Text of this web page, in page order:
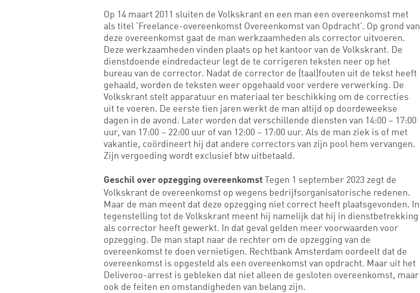
Op 14 maart 2011 sluiten de Volkskrant en een man een overeenkomst met
als titel ‘Freelance-overeenkomst Overeenkomst van Opdracht’. Op grond van
deze overeenkomst gaat de man werkzaamheden als corrector uitvoeren.
Deze werkzaamheden vinden plaats op het kantoor van de Volkskrant. De
dienstdoende eindredacteur legt de te corrigeren teksten neer op het
bureau van de corrector. Nadat de corrector de (taal)fouten uit de tekst heeft
gehaald, worden de teksten weer opgehaald voor verdere verwerking. De
Volkskrant stelt apparatuur en materiaal ter beschikking om de correcties
uit te voeren. De eerste tien jaren werkt de man altijd op doordeweekse
dagen in de avond. Later worden dat verschillende diensten van 14:00 – 17:00
uur, van 17:00 – 22:00 uur of van 12:00 – 17:00 uur. Als de man ziek is of met
vakantie, coördineert hij dat andere correctors van zijn pool hem vervangen.
Zijn vergoeding wordt exclusief btw uitbetaald.
Geschil over opzegging overeenkomst Tegen 1 september 2023 zegt de
Volkskrant de overeenkomst op wegens bedrijfsorganisatorische redenen.
Maar de man meent dat deze opzegging niet correct heeft plaatsgevonden. In
tegenstelling tot de Volkskrant meent hij namelijk dat hij in dienstbetrekking
als corrector heeft gewerkt. In dat geval gelden meer voorwaarden voor
opzegging. De man stapt naar de rechter om de opzegging van de
overeenkomst te doen vernietigen. Rechtbank Amsterdam oordeelt dat de
overeenkomst is opgesteld als een overeenkomst van opdracht. Maar uit het
Deliveroo-arrest is gebleken dat niet alleen de gesloten overeenkomst, maar
ook de feiten en omstandigheden van belang zijn.